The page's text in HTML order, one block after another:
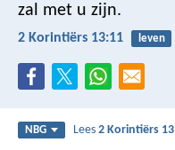
zal met u zijn.
2 Korintiërs 13:11 leven
NBG Lees2 Korintiërs 13